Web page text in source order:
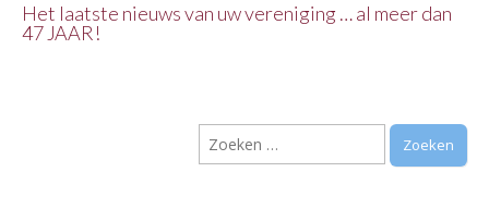
Vereniging
Arnhem e.o.
Het laatste nieuws van uw vereniging … al meer dan
47 JAAR!
Zoeken
naar: